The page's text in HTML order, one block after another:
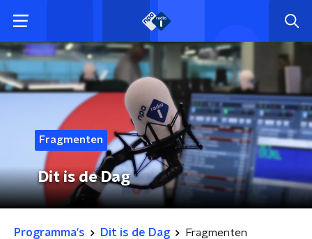
Fragmenten
Dit is de Dag
Programma's Dit is de Dag Fragmenten